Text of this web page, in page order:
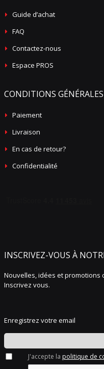
Guide d’achat
FAQ
Contactez-nous
Espace PROS
CONDITIONS
Paiement
Livraison
En cas de retour?
Confidentialité
INSCRIVEZ-VOUS À
Nouvelles, idées et promotions
Inscrivez vous.
Enregistrez votre email
J'accepte la politique de